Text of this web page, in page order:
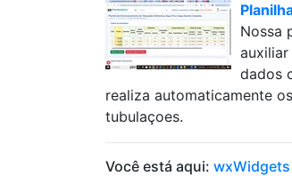
Nossa
dados
realiza automaticamente
tubulaçoes.
Você está aqui: wxWidgets